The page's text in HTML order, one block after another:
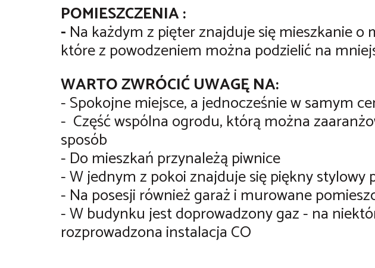
POMIESZCZENIA :
- Na każdym z pięter znajduje się mieszkanie o
które z powodzeniem można podzielić na
WARTO ZWRÓCIĆ UWAGĘ NA:
- Spokojne miejsce, a jednocześnie w samym
- Część wspólna ogrodu, którą można
sposób
- Do mieszkań przynależą piwnice
- W jednym z pokoi znajduje się piękny stylowy
- Na posesji również garaż i murowane
- W budynku jest doprowadzony gaz - na
rozprowadzona instalacja CO